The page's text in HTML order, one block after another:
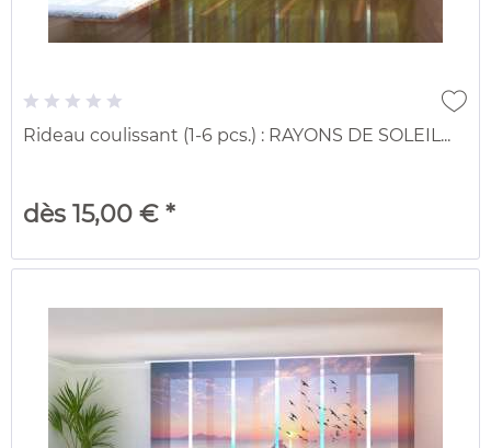
Rideau coulissant (1-6 pcs.) : RAYONS DE SOLEIL...
dès 15,00 € *